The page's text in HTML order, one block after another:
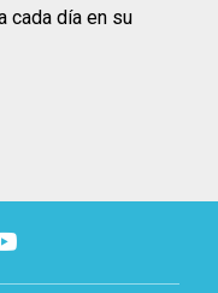
cada día en su